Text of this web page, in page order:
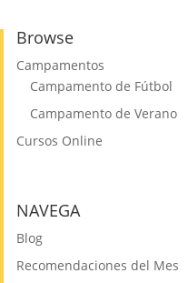
Browse
Campamentos
Campamento de Fútbol
Campamento de Verano
Cursos Online
NAVEGA
Blog
Recomendaciones del Mes